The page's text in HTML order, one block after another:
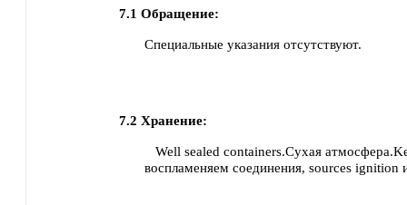
7.1 Обращение:
Специальные указания отсутствуют.
7.2 Хранение:
Well sealed containers.Сухая
воспламеняем соединения, sources ignition